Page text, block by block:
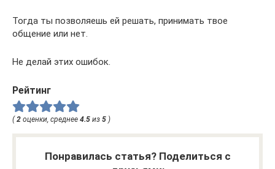
Тогда ты позволяешь ей решать, принимать твое
общение или нет.
Не делай этих ошибок.
Рейтинг
(2 оценки, среднее 4.5 из 5 )
Понравилась статья? Поделиться с